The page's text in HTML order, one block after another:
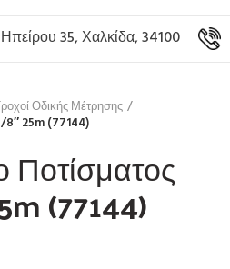
35, Χαλκίδα, 34100
Οδικής Μέτρησης
8″ 25m (77144)
Ποτίσματος
(77144)